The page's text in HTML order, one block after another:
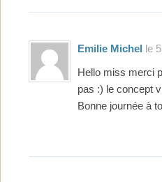
Emilie Michel le
Hello miss merci
pas :) le concept
Bonne journée à